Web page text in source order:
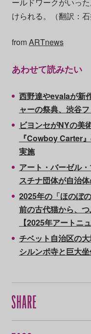
ールドワークがいっ
けられる。（翻訳：石
fromARTnews
あわせて読みたい
西野達やevalaが新
ャーの祭典、渋谷
ビヨンセがNYの美
『Cowboy Carter
実施
アート・バーゼル
スチナ団体が自治
2025年の「ほのぼ
前の古代猫から、
【2025年アートニ
チベット自治区の
シルンポ寺と巨大